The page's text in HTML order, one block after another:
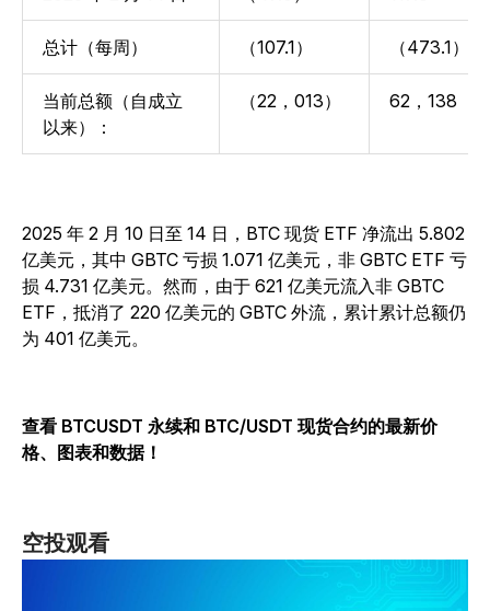
总计（每周） （107.1） （473.1）
当前总额（自成立
以来）：
（22，013） 62，138
2025 年 2 月 10 日至 14 日，BTC 现货 ETF 净流出 5.802
亿美元，其中 GBTC 亏损 1.071 亿美元，非 GBTC ETF 亏
损 4.731 亿美元。然而，由于 621 亿美元流入非 GBTC
ETF，抵消了 220 亿美元的 GBTC 外流，累计累计总额仍
为 401 亿美元。
查看 BTCUSDT 永续和 BTC/USDT 现货合约的最新价
格、图表和数据！
空投观看